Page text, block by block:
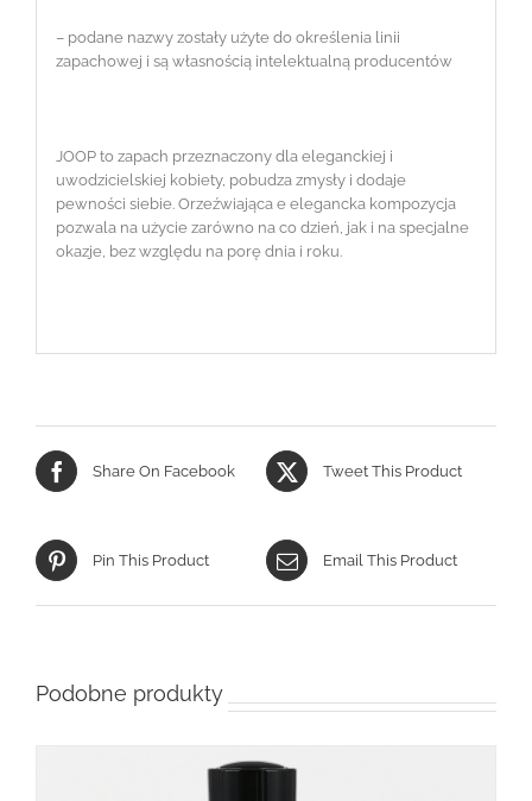
– podane nazwy zostały użyte do określenia linii
zapachowej i są własnością intelektualną producentów
JOOP to zapach przeznaczony dla eleganckiej i
uwodzicielskiej kobiety, pobudza zmysły i dodaje
pewności siebie. Orzeźwiająca e elegancka kompozycja
pozwala na użycie zarówno na co dzień, jak i na specjalne
okazje, bez względu na porę dnia i roku.
Share On Facebook Tweet This Product
Pin This Product Email This Product
Podobne produkty